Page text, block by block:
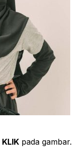
KLIK pada gambar.